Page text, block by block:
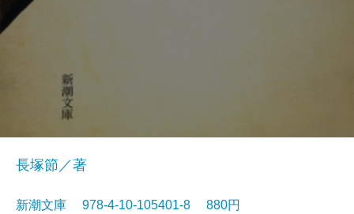
長塚節／著
新潮文庫 978-4-10-105401-8 880円